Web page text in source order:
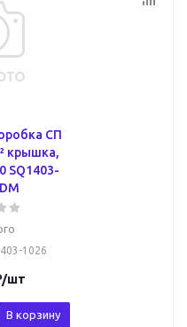
СП
крышка,
SQ1403-
1026
/шт
В корзину